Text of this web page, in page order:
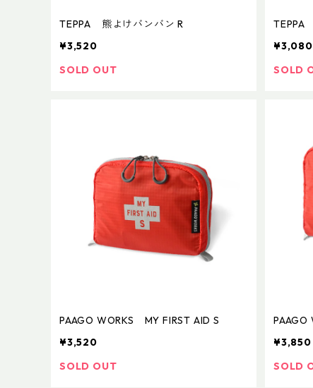
TEPPA 熊よけバンバン R
¥3,520
SOLD OUT
TEPPA
¥3,080
SOLD
PAAGO WORKS MY FIRST AID S
¥3,520
SOLD OUT
PAAGO
¥3,850
SOLD